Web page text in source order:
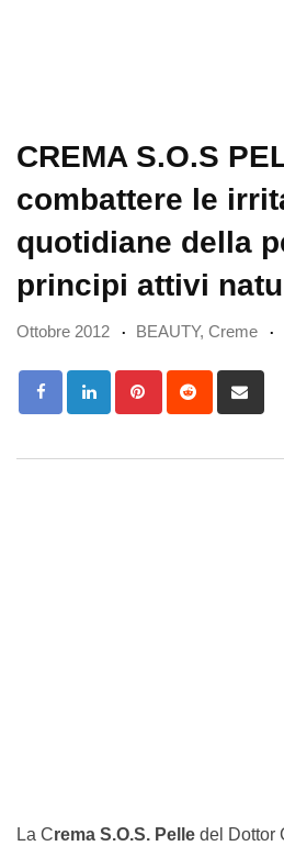
CREMA S.O.S
combattere le
quotidiane della
principi attivi
Ottobre 2012 BEAUTY, Creme
PinterestReddit
via
La Crema S.O.S. Pelle del Dottor